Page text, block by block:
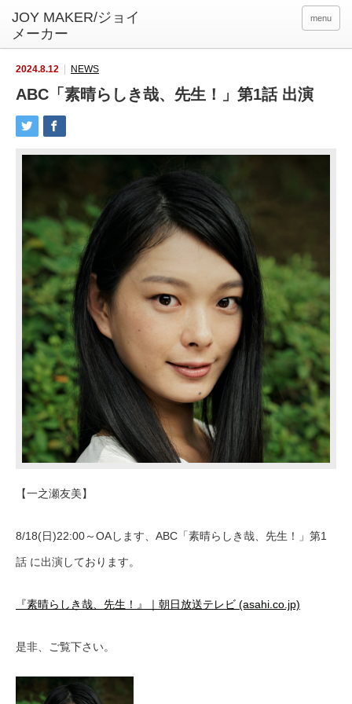
menu
2024.8.12 NEWS
ABC「素晴らしき哉、先生！」第1話 出演
【一之瀬友美】
8/18(日)22:00～OAします、ABC「素晴らしき哉、先生！」第1
話 に出演しております。
『素晴らしき哉、先生！』｜朝日放送テレビ (asahi.co.jp)
是非、ご覧下さい。